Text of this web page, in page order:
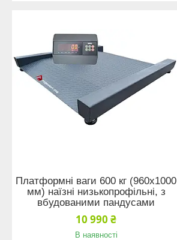
Платформні ваги 600 кг (960х1000
мм) наїзні низькопрофільні, з
вбудованими пандусами
10 990 ₴
В наявності